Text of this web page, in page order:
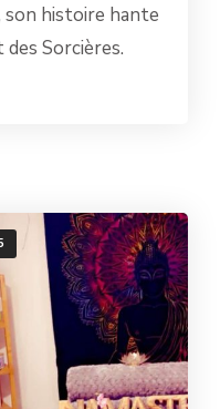
DIABLE
son histoire hante
Sorcières.